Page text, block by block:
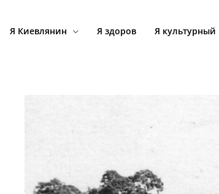
Я Киевлянин Я здоров Я культурный